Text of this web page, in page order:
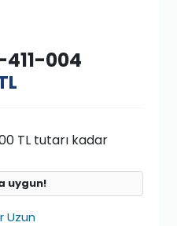
411-004
TL tutarı kadar
uygun!
Uzun